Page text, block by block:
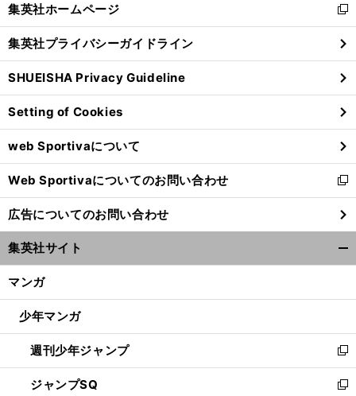
】
、
サ
へ
閉
る
集英社ホームページ
新
し
い
ウ
ィ
ン
ド
ウ
で
開
く
集英社プライバシーガイドライン
SHUEISHA Privacy Guideline
Setting of Cookies
web Sportivaについて
Web Sportivaについてのお問い合わせ
新
し
い
ウ
ィ
ン
ウ
開
く
広告についてのお問い合わせ
集英社サイト
マンガ
少年マンガ
週刊少年ジャンプ
新
し
い
ジャンプSQ
新